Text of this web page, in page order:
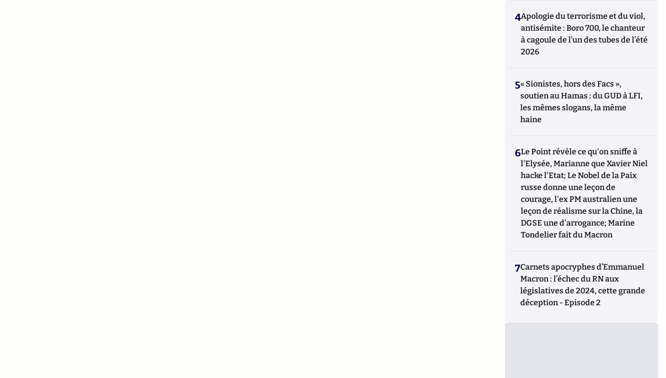
4Apologie du terrorisme et du viol,
antisémite : Boro 700, le chanteur
à cagoule de l’un des tubes de l’été
2026
5« Sionistes, hors des Facs »,
soutien au Hamas : du GUD à LFI,
les mêmes slogans, la même
haine
6Le Point révèle ce qu'on sniffe à
l'Elysée, Marianne que Xavier Niel
hacke l'Etat; Le Nobel de la Paix
russe donne une leçon de
courage, l'ex PM australien une
leçon de réalisme sur la Chine, la
DGSE une d'arrogance; Marine
Tondelier fait du Macron
7Carnets apocryphes d’Emmanuel
Macron : l’échec du RN aux
législatives de 2024, cette grande
déception - Episode 2